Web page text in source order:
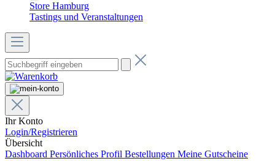
Store Hamburg
Tastings und Veranstaltungen
Ihr Konto
Login/Registrieren
Übersicht
Dashboard Persönliches Profil Bestellungen Meine Gutscheine